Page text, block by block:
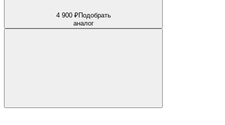
4 900 ₽Подобрать
аналог